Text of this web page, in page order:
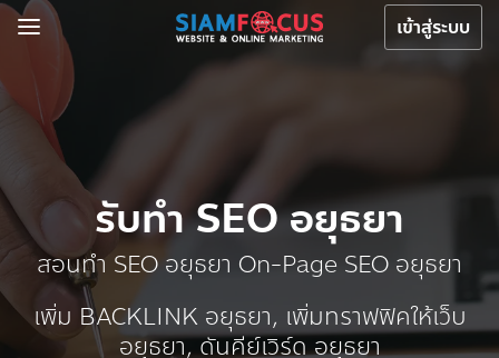
เข้าสู่ระบบ
รับทำ SEO อยุธยา
สอนทำ SEO อยุธยา On-Page SEO อยุธยา
เพิ่ม BACKLINK อยุธยา, เพิ่มทราฟฟิคให้เว็บ
อยุธยา, ดันคีย์เวิร์ด อยุธยา